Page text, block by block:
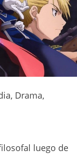
Drama,
luego de